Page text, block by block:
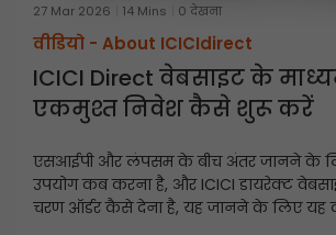
27 Mar 2026 14 Mins 0 देखना
वीडियो - About ICICIdirect
ICICI Direct वेबसाइट के
एकमुश्त निवेश कैसे शुरू करें
एसआईपी और लंपसम के बीच अंतर जानने के
उपयोग कब करना है, और ICICI डायरेक्ट
चरण ऑर्डर कैसे देना है, यह जानने के लिए यह